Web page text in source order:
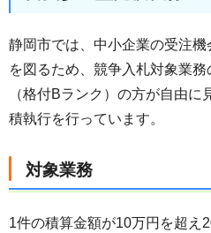
静岡市では、中小企業の受注
を図るため、競争入札対象業
（格付Bランク）の方が自由
積執行を行っています。
対象業務
1件の積算金額が10万円を超え